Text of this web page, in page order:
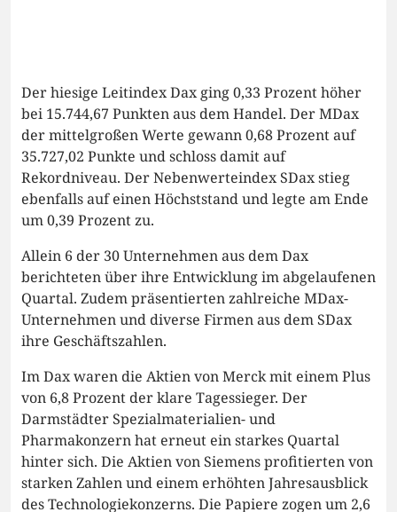
Der hiesige Leitindex Dax ging 0,33 Prozent höher
bei 15.744,67 Punkten aus dem Handel. Der MDax
der mittelgroßen Werte gewann 0,68 Prozent auf
35.727,02 Punkte und schloss damit auf
Rekordniveau. Der Nebenwerteindex SDax stieg
ebenfalls auf einen Höchststand und legte am Ende
um 0,39 Prozent zu.
Allein 6 der 30 Unternehmen aus dem Dax
berichteten über ihre Entwicklung im abgelaufenen
Quartal. Zudem präsentierten zahlreiche MDax-
Unternehmen und diverse Firmen aus dem SDax
ihre Geschäftszahlen.
Im Dax waren die Aktien von Merck mit einem Plus
von 6,8 Prozent der klare Tagessieger. Der
Darmstädter Spezialmaterialien- und
Pharmakonzern hat erneut ein starkes Quartal
hinter sich. Die Aktien von Siemens profitierten von
starken Zahlen und einem erhöhten Jahresausblick
des Technologiekonzerns. Die Papiere zogen um 2,6